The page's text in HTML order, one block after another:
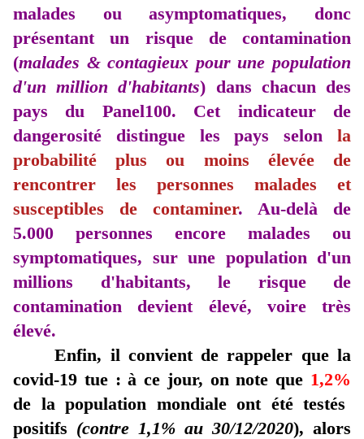
malades ou asymptomatiques, donc
présentant un risque de contamination
(malades & contagieux pour une population
d'un million d'habitants) dans chacun des
pays du Panel100. Cet indicateur de
dangerosité distingue les pays selon la
probabilité plus ou moins élevée de
rencontrer les personnes malades et
susceptibles de contaminer. Au-delà de
5.000 personnes encore malades ou
symptomatiques, sur une population d'un
millions d'habitants, le risque de
contamination devient élevé, voire très
élevé.
Enfin, il convient de rappeler que la
covid-19 tue : à ce jour, on note que 1,2%
de la population mondiale ont été testés
positifs (contre 1,1% au 30/12/2020), alors